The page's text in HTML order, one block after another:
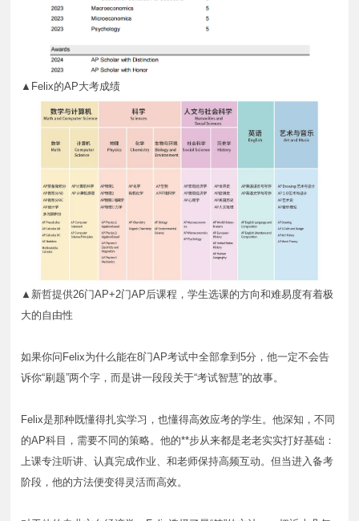
▲Felix的AP大考成绩
▲新哲提供26门AP+2门AP后课程，学生选课的方向和难易度有着极
大的自由性
如果你问Felix为什么能在8门AP考试中全部拿到5分，他一定不会告
诉你“刷题”两个字，而是讲一段段关于“考试智慧”的故事。
Felix是那种既懂得扎实学习，也懂得高效应考的学生。他深知，不同
的AP科目，需要不同的策略。他的**步从来都是老老实实打好基础：
上课专注听讲、认真完成作业、和老师保持高频互动。但当进入备考
阶段，他的方法便变得灵活而高效。